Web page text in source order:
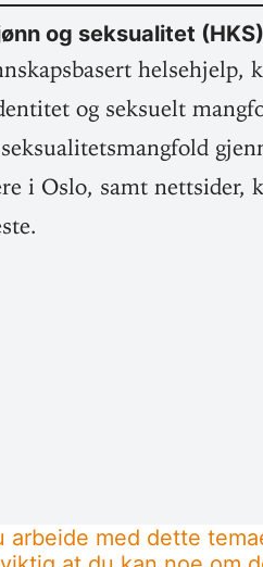
og sek­su­alitet (HKS)
helse­hjelp,
og sek­suelt
i Oslo, samt nett­sider,
arbeide med dette